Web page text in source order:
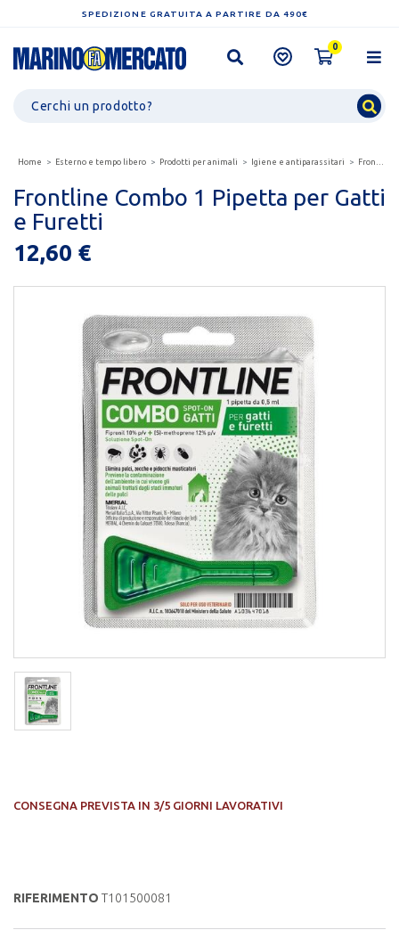
SPEDIZIONE GRATUITA A PARTIRE DA 490€
0
Home Esterno e tempo libero Prodotti per animali Igiene e antiparassitari Frontline combo 1 pipetta per gatti e furetti
Frontline Combo 1 Pipetta per Gatti
e Furetti
12,60 €
CONSEGNA PREVISTA IN 3/5 GIORNI LAVORATIVI
RIFERIMENTO T101500081